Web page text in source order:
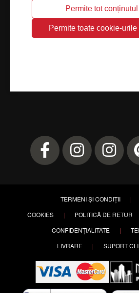
TERMENI ȘI CONDIȚII |
COOKIES
| POLITICĂ DE RETUR
CONFIDENȚIALITATE
|
LIVRARE
| SUPORT